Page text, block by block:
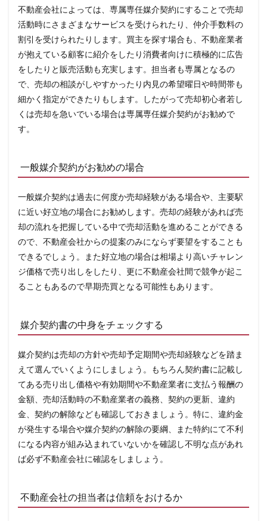
行
手
続
と
は
3.1
媒介
契約
と合
と
は？
物件
状況
告書
とは
3.3
設備
表と
は
活動
承諾
作成
4
ま
め
不動産会社によっては、専属専任媒介契約にすることで売却
活動時にさまざまなサービスを受けられたり、仲介手数料の
割引を受けられたりします。買主を探す場合も、不動産業者
が抱えている顧客に紹介をしたり消費者向けに積極的に広告
をしたりと販売活動も充実します。担当者も専属となるの
で、売却の相談がしやすかったり内見の希望曜日や時間帯も
細かく指定ができたりもします。したがって売却初心者若し
くは売却を急いでいる場合は専属専任媒介契約がお勧めで
す。
一般媒介契約がお勧めの場合
一般媒介契約は過去に何度か売却経験がある場合や、主要駅
に近い好立地の場合にお勧めします。売却の経験があれば売
却の流れを把握している中で売却活動を進めることができる
ので、不動産会社からの提案のみにならず要望をすることも
できるでしょう。また好立地の場合は相場より高いチャレン
ジ価格で売り出しをしたり、更に不動産会社間で競争が起こ
ることもあるので早期売買となる可能性もあります。
媒介契約書の中身をチェックする
媒介契約は売却の方針や売却予定期間や売却経験などを踏ま
えて選んでいくようにしましょう。もちろん契約書に記載し
てある売り出し価格や有効期間や不動産業者に支払う報酬の
金額、売却活動時の不動産業者の義務、契約の更新、違約
金、契約の解除なども確認しておきましょう。特に、違約金
が発生する場合や媒介契約の解除の要綱、また特約にて不利
になる内容が組み込まれていないかを確認し不明な点があれ
ば必ず不動産会社に確認をしましょう。
不動産会社の担当者は信頼をおけるか